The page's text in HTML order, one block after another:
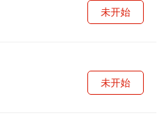
未开始
未开始